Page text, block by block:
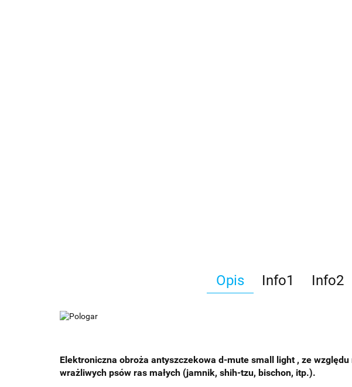
Opis Info1 Info2
Elektroniczna obroża antyszczekowa d-mute small light , ze
wrażliwych psów ras małych (jamnik, shih-tzu, bischon, itp.).